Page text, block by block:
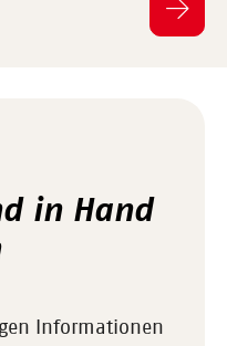
in Hand
Informationen